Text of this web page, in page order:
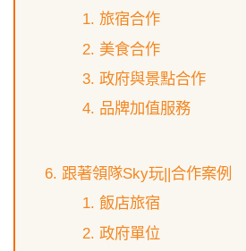
旅宿合作
美食合作
政府與景點合作
品牌加值服務
跟著領隊Sky玩||合作案例
飯店旅宿
政府單位